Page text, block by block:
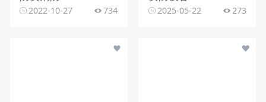
2022-10-27 734 2025-05-22 273